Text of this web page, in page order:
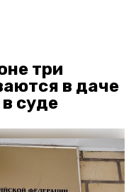
три
в даче
суде